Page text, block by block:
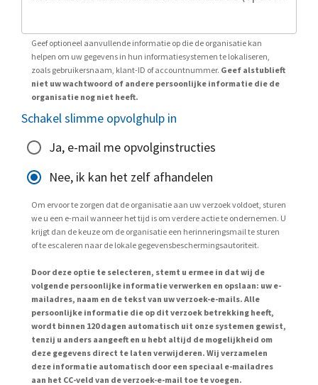
Geef optioneel aanvullende informatie op die de organisatie kan
helpen om uw gegevens in hun informatiesystemen te lokaliseren,
zoals gebruikersnaam, klant-ID of accountnummer. Geef alstublieft
niet uw wachtwoord of andere persoonlijke informatie die de
organisatie nog niet heeft.
Schakel slimme opvolghulp in
Ja, e-mail me opvolginstructies
Nee, ik kan het zelf afhandelen
Om ervoor te zorgen dat de organisatie aan uw verzoek voldoet, sturen
we u een e-mail wanneer het tijd is om verdere actie te ondernemen. U
krijgt dan de keuze om de organisatie een herinneringsmail te sturen
of te escaleren naar de lokale gegevensbeschermingsautoriteit.
Door deze optie te selecteren, stemt u ermee in dat wij de
volgende persoonlijke informatie verwerken en opslaan: uw e-
mailadres, naam en de tekst van uw verzoek-e-mails. Alle
persoonlijke informatie die op dit verzoek betrekking heeft,
wordt binnen 120 dagen automatisch uit onze systemen gewist,
tenzij u anders aangeeft en u hebt altijd de mogelijkheid om
deze gegevens direct te laten verwijderen. Wij verzamelen
deze informatie automatisch door een speciaal e-mailadres
aan het CC-veld van de verzoek-e-mail toe te voegen.